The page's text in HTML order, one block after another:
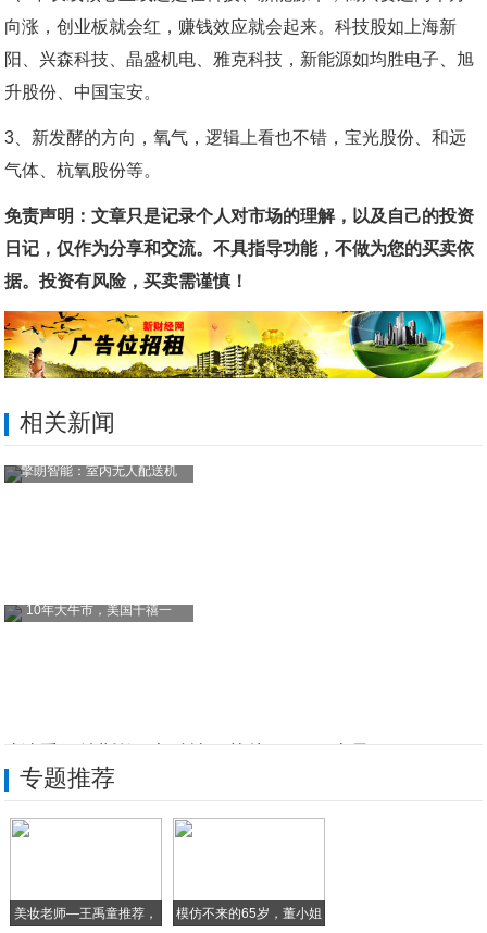
向涨，创业板就会红，赚钱效应就会起来。科技股如上海新
阳、兴森科技、晶盛机电、雅克科技，新能源如均胜电子、旭
升股份、中国宝安。
3、新发酵的方向，氧气，逻辑上看也不错，宝光股份、和远
气体、杭氧股份等。
免责声明：文章只是记录个人对市场的理解，以及自己的投资
日记，仅作为分享和交流。不具指导功能，不做为您的买卖依
据。投资有风险，买卖需谨慎！
相关新闻
擎朗智能：室内无人配送机
10年大牛市，美国千禧一
摸着良心说，如果华为、苹果、三星手机价格
「防控疫情 黄陵在行动」疫情防控不误生产
专题推荐
美妆老师—王禹童推荐，
模仿不来的65岁，董小姐